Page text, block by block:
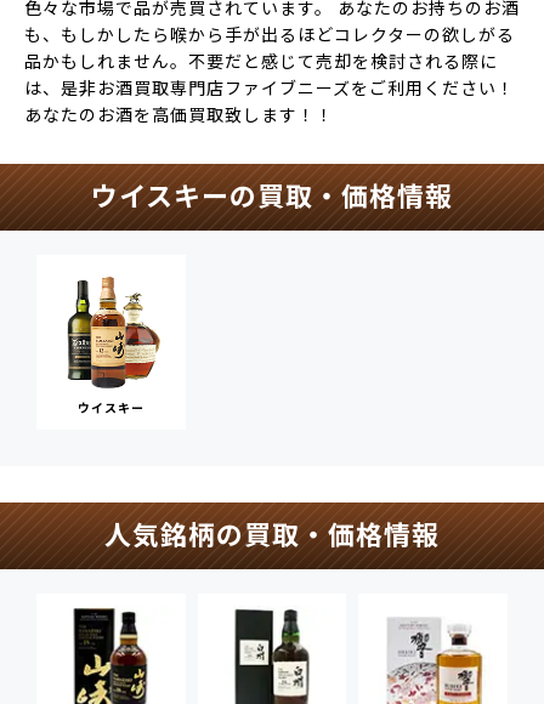
色々な市場で品が売買されています。 あなたのお持ちのお酒
も、もしかしたら喉から手が出るほどコレクターの欲しがる
品かもしれません。不要だと感じて売却を検討される際に
は、是非お酒買取専門店ファイブニーズをご利用ください！
あなたのお酒を高価買取致します！！
ウイスキーの買取・価格情報
ウイスキー
人気銘柄の買取・価格情報